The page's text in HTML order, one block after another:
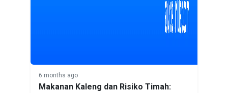
6 months ago
Makanan Kaleng dan Risiko Timah: